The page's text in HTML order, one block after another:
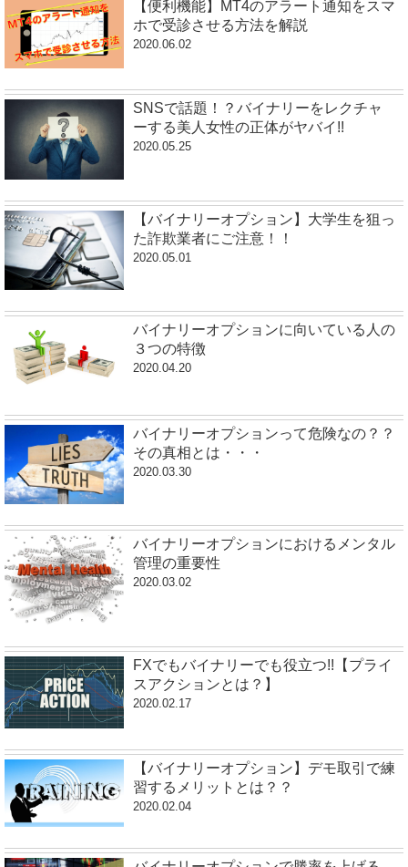
【便利機能】MT4のアラート通知をスマ
ホで受診させる方法を解説
2020.06.02
SNSで話題！？バイナリーをレクチャ
ーする美人女性の正体がヤバイ!!
2020.05.25
【バイナリーオプション】大学生を狙っ
た詐欺業者にご注意！！
2020.05.01
バイナリーオプションに向いている人の
３つの特徴
2020.04.20
バイナリーオプションって危険なの？？
その真相とは・・・
2020.03.30
バイナリーオプションにおけるメンタル
管理の重要性
2020.03.02
FXでもバイナリーでも役立つ!!【プライ
スアクションとは？】
2020.02.17
【バイナリーオプション】デモ取引で練
習するメリットとは？？
2020.02.04